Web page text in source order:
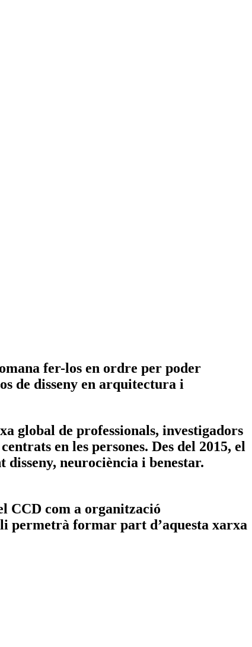
fer-los en ordre per poder
de disseny en arquitectura i
global de professionals, investigadors
en les persones. Des del 2015, el
neurociència i benestar.
CCD com a organització
permetrà formar part d’aquesta xarxa